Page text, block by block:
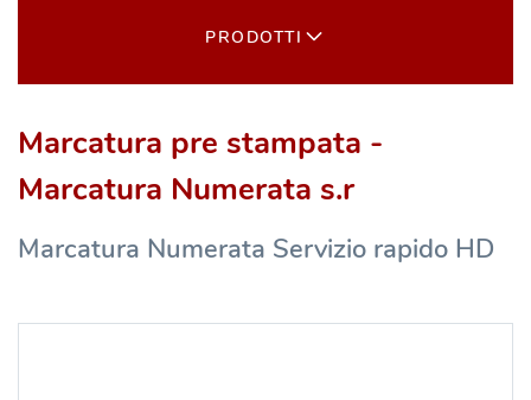
PRODOTTI
Marcatura pre stampata -
Marcatura Numerata s.r
Marcatura Numerata Servizio rapido HD